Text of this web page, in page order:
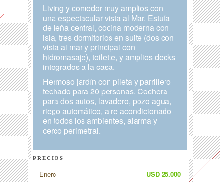
Living y comedor muy amplios con
una espectacular vista al Mar. Estufa
de leña central, cocina moderna con
isla, tres dormitorios en suite (dos con
vista al mar y principal con
hidromasaje), toilette, y amplios decks
integrados a la casa.
Hermoso jardín con pileta y parrillero
techado para 20 personas. Cochera
para dos autos, lavadero, pozo agua,
riego automático, aire acondicionado
en todos los ambientes, alarma y
cerco perimetral.
PRECIOS
Enero
USD 25.000